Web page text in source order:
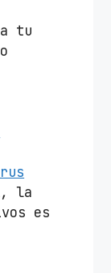
tu
la
es